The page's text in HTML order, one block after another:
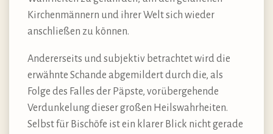
Kirchenmännern und ihrer Welt sich wieder
anschließen zu können.
Andererseits und subjektiv betrachtet wird die
erwähnte Schande abgemildert durch die, als
Folge des Falles der Päpste, vorübergehende
Verdunkelung dieser großen Heilswahrheiten.
Selbst für Bischöfe ist ein klarer Blick nicht gerade